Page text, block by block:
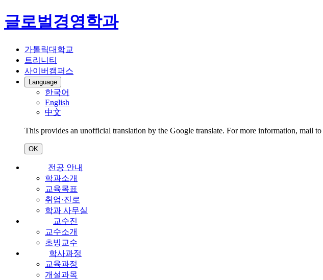
글로벌경영학과
가톨릭대학교
트리니티
사이버캠퍼스
Language
한국어
English
中文
This provides an unofficial translation by the Google translate. For more information, mail to
OK
전공 안내
학과소개
교육목표
취업·진로
학과 사무실
교수진
교수소개
초빙교수
학사과정
교육과정
개설과목